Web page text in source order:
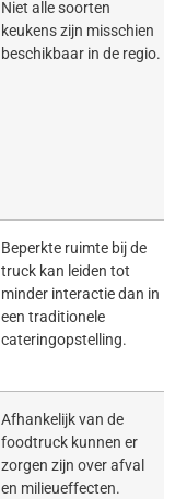
Niet alle soorten
keukens zijn misschien
beschikbaar in de regio.
Beperkte ruimte bij de
truck kan leiden tot
minder interactie dan in
een traditionele
cateringopstelling.
Afhankelijk van de
foodtruck kunnen er
zorgen zijn over afval
en milieueffecten.